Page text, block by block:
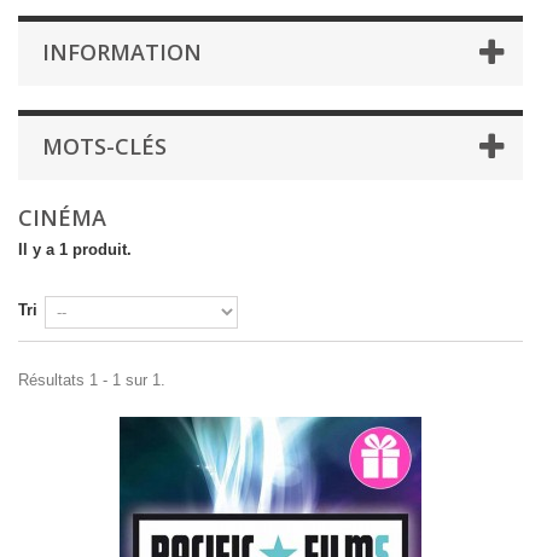
INFORMATION
MOTS-CLÉS
CINÉMA
Il y a 1 produit.
Tri
Résultats 1 - 1 sur 1.